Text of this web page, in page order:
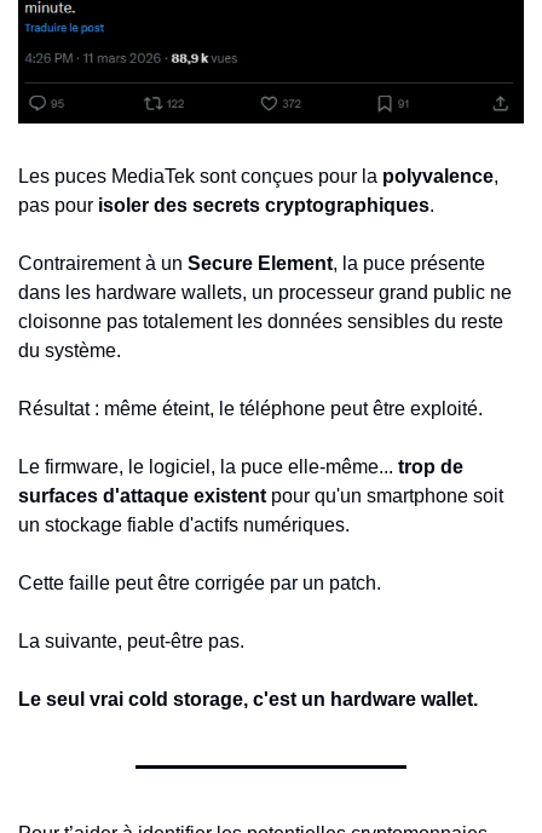
Les puces MediaTek sont conçues pour la polyvalence,
pas pour isoler des secrets cryptographiques.
Contrairement à un Secure Element, la puce présente
dans les hardware wallets, un processeur grand public ne
cloisonne pas totalement les données sensibles du reste
du système.
Résultat : même éteint, le téléphone peut être exploité.
Le firmware, le logiciel, la puce elle-même... trop de
surfaces d'attaque existent pour qu'un smartphone soit
un stockage fiable d'actifs numériques.
Cette faille peut être corrigée par un patch.
La suivante, peut-être pas.
Le seul vrai cold storage, c'est un hardware wallet.